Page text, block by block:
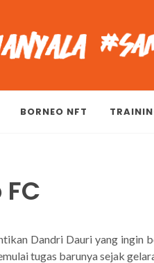
BORNEO NFT
Dandri Dauri yang ingin
tugas barunya sejak